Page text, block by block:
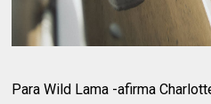
Para Wild Lama -afirma